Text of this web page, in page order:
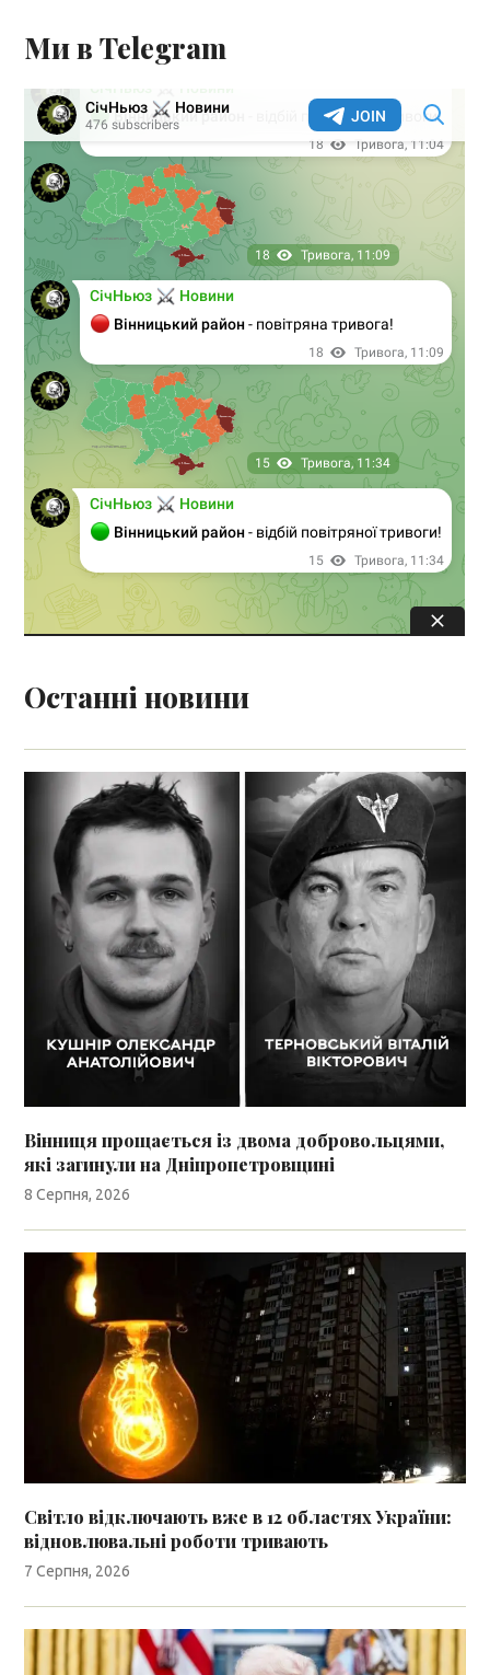
Ми в Telegram
Останні новини
Вінниця прощається із двома добровольцями,
які загинули на Дніпропетровщині
8 Серпня, 2026
Світло відключають вже в 12 областях України:
відновлювальні роботи тривають
7 Серпня, 2026